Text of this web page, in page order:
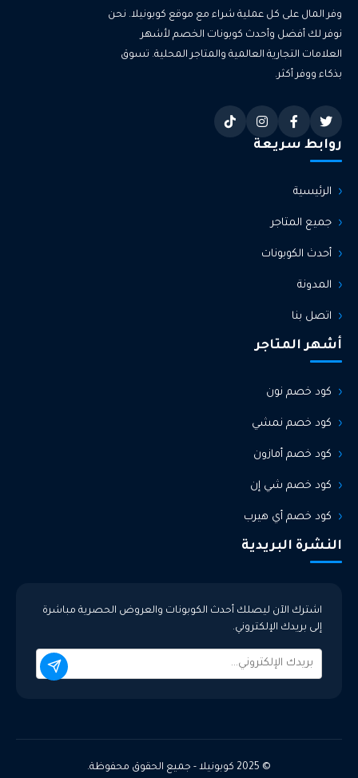
وفر المال على كل عملية شراء مع موقع كوبونيلا. نحن
نوفر لك أفضل وأحدث كوبونات الخصم لأشهر
العلامات التجارية العالمية والمتاجر المحلية. تسوق
بذكاء ووفر أكثر.
روابط سريعة
الرئيسية
جميع المتاجر
أحدث الكوبونات
المدونة
اتصل بنا
أشهر المتاجر
كود خصم نون
كود خصم نمشي
كود خصم أمازون
كود خصم شي إن
كود خصم أي هيرب
النشرة البريدية
اشترك الآن ليصلك أحدث الكوبونات والعروض الحصرية مباشرة
إلى بريدك الإلكتروني.
© 2025 كوبونيلا - جميع الحقوق محفوظة.